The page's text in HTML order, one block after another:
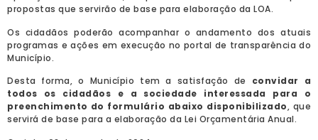
propostas que servirão de base para elaboração da LOA.
Os cidadãos poderão acompanhar o andamento dos atuais
programas e ações em execução no portal de transparência do
Município.
Desta forma, o Município tem a satisfação de convidar a
todos os cidadãos e a sociedade interessada para o
preenchimento do formulário abaixo disponibilizado, que
servirá de base para a elaboração da Lei Orçamentária Anual.